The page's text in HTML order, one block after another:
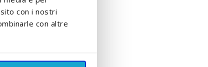
con i nostri
con altre